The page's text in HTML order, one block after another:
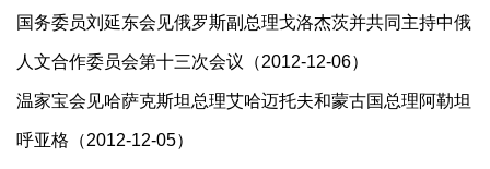
国务委员刘延东会见俄罗斯副总理戈洛杰茨并共同主持中俄
人文合作委员会第十三次会议（2012-12-06）
温家宝会见哈萨克斯坦总理艾哈迈托夫和蒙古国总理阿勒坦
呼亚格（2012-12-05）